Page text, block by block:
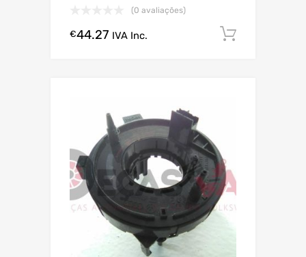
(0 avaliações)
€44.27 IVA Inc.